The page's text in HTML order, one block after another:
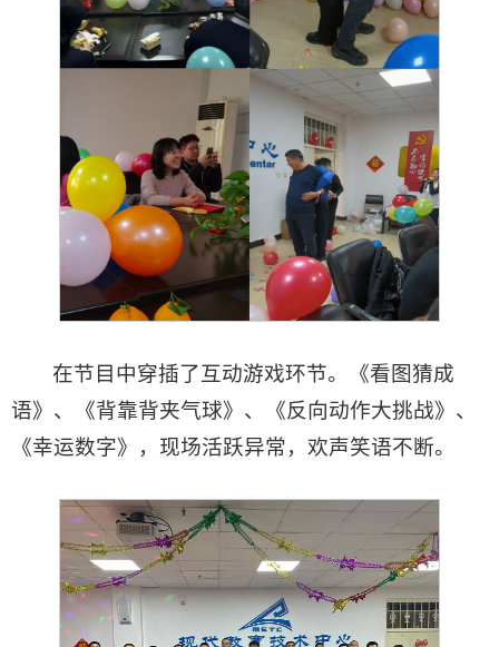
在节目中穿插了互动游戏环节。《看图猜成
语》、《背靠背夹气球》、《反向动作大挑战》、
《幸运数字》，现场活跃异常，欢声笑语不断。